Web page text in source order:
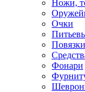
Ножи,
Очки
Фонари